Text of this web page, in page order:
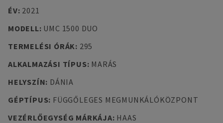
ÉV: 2021
MODELL: UMC 1500 DUO
TERMELÉSI ÓRÁK: 295
ALKALMAZÁSI TÍPUS: MARÁS
HELYSZÍN: DÁNIA
GÉPTÍPUS: FÜGGŐLEGES MEGMUNKÁLÓKÖZPONT
VEZÉRLŐEGYSÉG MÁRKÁJA: HAAS